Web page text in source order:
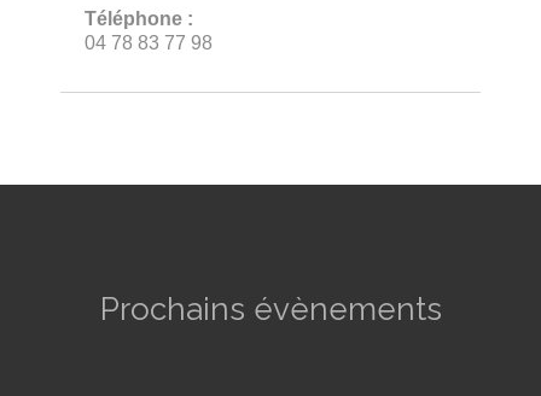
Téléphone :
04 78 83 77 98
Prochains évènements